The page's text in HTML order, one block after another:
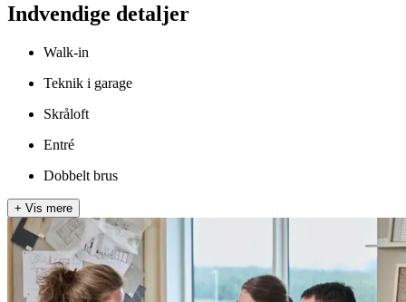
Indvendige detaljer
Walk-in
Teknik i garage
Skråloft
Entré
Dobbelt brus
+ Vis mere